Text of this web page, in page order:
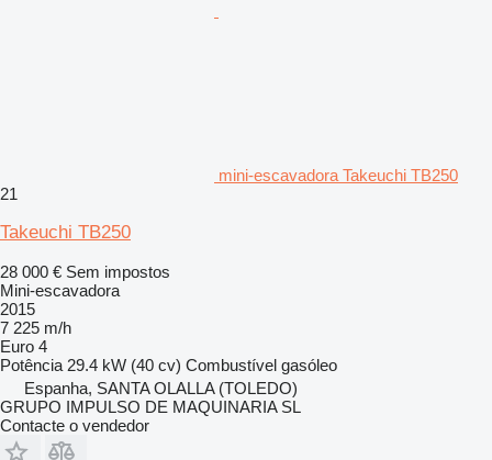
mini-escavadora Takeuchi TB250
21
Takeuchi TB250
28 000 € Sem impostos
Mini-escavadora
2015
7 225 m/h
Euro 4
Potência 29.4 kW (40 cv) Combustível gasóleo
Espanha, SANTA OLALLA (TOLEDO)
GRUPO IMPULSO DE MAQUINARIA SL
Contacte o vendedor